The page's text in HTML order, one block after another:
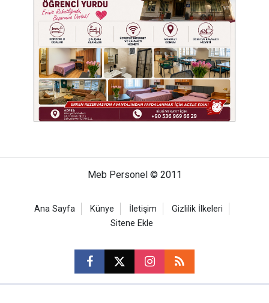
Meb Personel © 2011
Ana Sayfa Künye İletişim
Gizlilik İlkeleri
Sitene Ekle